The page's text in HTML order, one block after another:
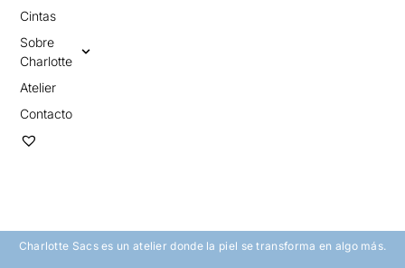
Cintas
Sobre
Charlotte
Atelier
Contacto
Charlotte Sacs es un atelier donde la piel se transforma en algo más.